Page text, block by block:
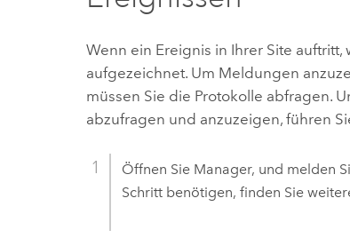
Wenn ein Ereignis in Ihrer Site
aufgezeichnet. Um Meldungen
müssen Sie die Protokolle abfragen.
abzufragen und anzuzeigen, führen
Öffnen Sie Manager, und melden
Schritt benötigen, finden Sie